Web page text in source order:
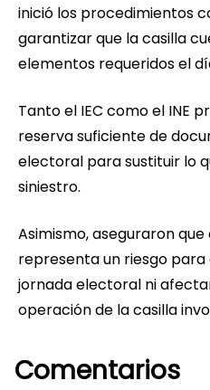
inició los procedimientos
garantizar que la casilla
elementos requeridos el
Tanto el IEC como el INE
reserva suficiente de
electoral para sustituir lo
siniestro.
Asimismo, aseguraron
representa un riesgo
jornada electoral ni
operación de la casilla
Comentarios